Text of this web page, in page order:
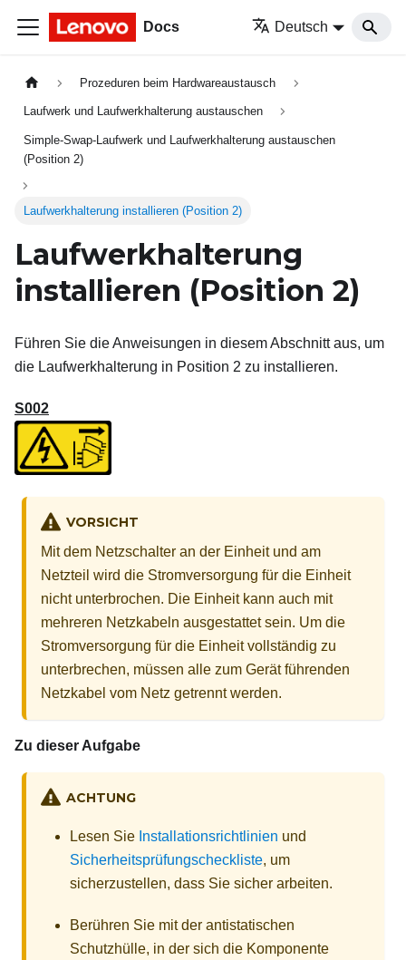
Docs Deutsch
Prozeduren beim Hardwareaustausch
Laufwerk und Laufwerkhalterung austauschen
Simple-Swap-Laufwerk und Laufwerkhalterung austauschen
(Position 2)
Laufwerkhalterung installieren (Position 2)
Laufwerkhalterung
installieren (Position 2)
Führen Sie die Anweisungen in diesem Abschnitt aus, um
die Laufwerkhalterung in Position 2 zu installieren.
S002
VORSICHT
Mit dem Netzschalter an der Einheit und am
Netzteil wird die Stromversorgung für die Einheit
nicht unterbrochen. Die Einheit kann auch mit
mehreren Netzkabeln ausgestattet sein. Um die
Stromversorgung für die Einheit vollständig zu
unterbrechen, müssen alle zum Gerät führenden
Netzkabel vom Netz getrennt werden.
Zu dieser Aufgabe
ACHTUNG
Lesen Sie Installationsrichtlinien und
Sicherheitsprüfungscheckliste, um
sicherzustellen, dass Sie sicher arbeiten.
Berühren Sie mit der antistatischen
Schutzhülle, in der sich die Komponente